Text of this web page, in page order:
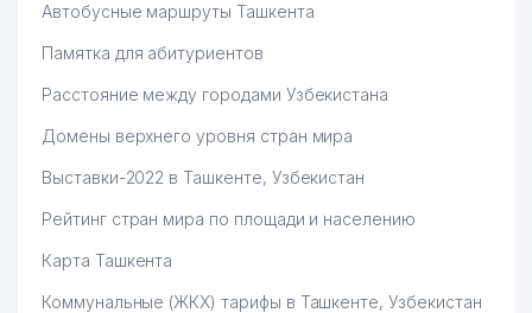
Автобусные маршруты Ташкента
Памятка для абитуриентов
Расстояние между городами Узбекистана
Домены верхнего уровня стран мира
Выставки-2022 в Ташкенте, Узбекистан
Рейтинг стран мира по площади и населению
Карта Ташкента
Коммунальные (ЖКХ) тарифы в Ташкенте, Узбекистан